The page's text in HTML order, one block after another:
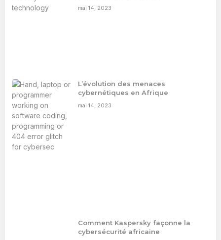
mai 14, 2023
L’évolution des menaces
cybernétiques en Afrique
mai 14, 2023
Comment Kaspersky façonne la
cybersécurité africaine